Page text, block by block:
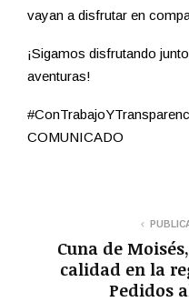
vayan a disfrutar en
¡Sigamos disfrutando
aventuras!
COMUNICADO
Cuna de
calidad en la
Pedidos